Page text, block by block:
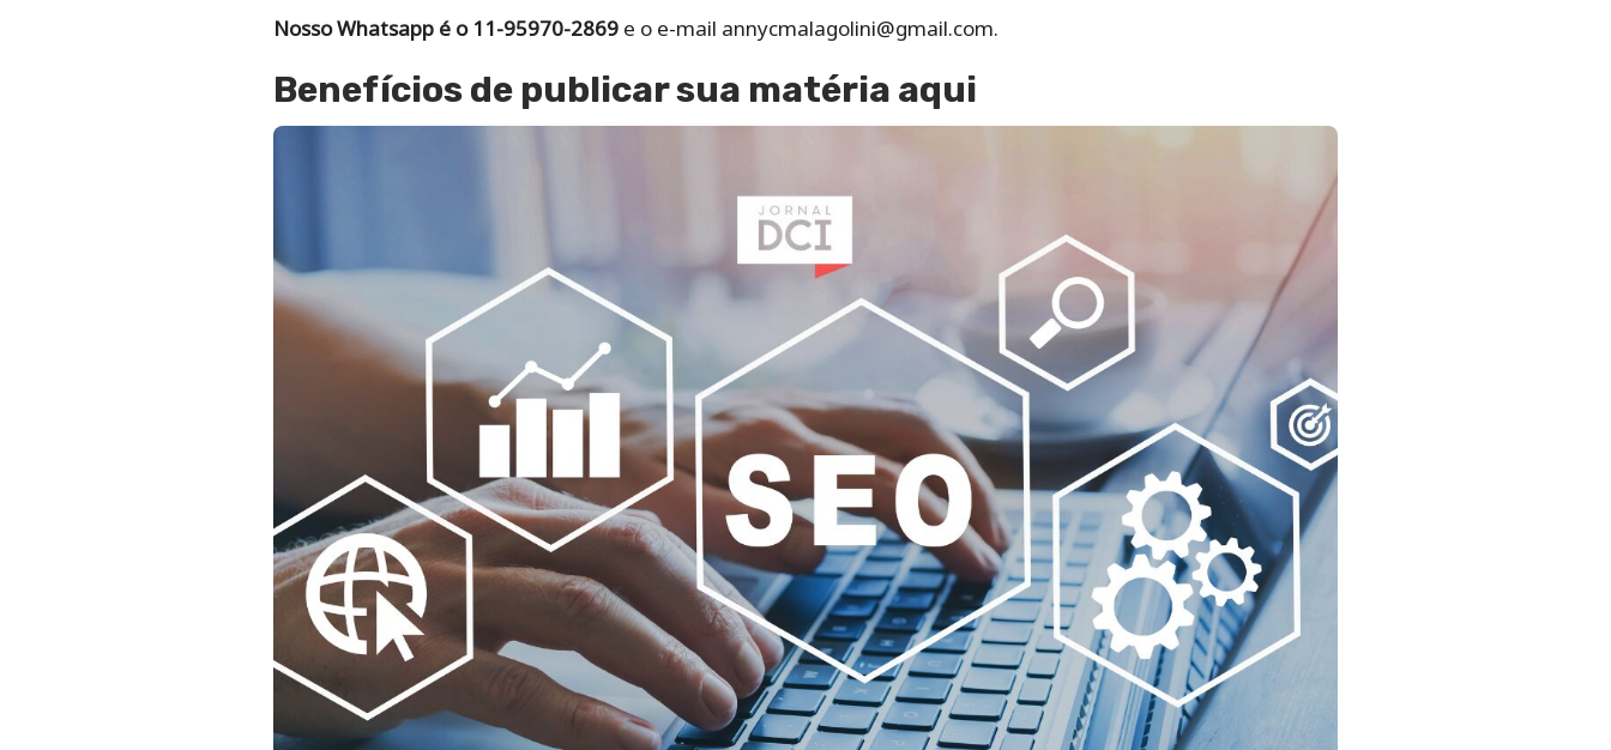
Nosso Whatsapp é o 11-95970-2869e o e-mail annycmalagolini@gmail.com.
Benefícios de publicar sua matéria aqui